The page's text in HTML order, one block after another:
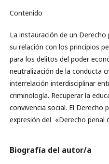
Contenido
La instauración de un
su relación con los principios
para los delitos del poder
neutralización de la conducta
interrelación interdisciplinar
criminología. Recuperar la
convivencia social. El Derecho
expresión del «Derecho penal
Biografía del autor/a